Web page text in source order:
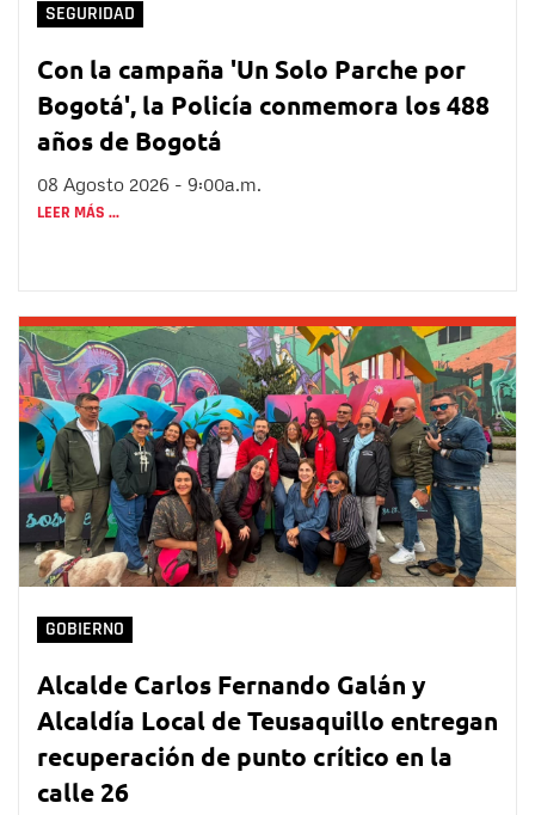
SEGURIDAD
Con la campaña 'Un Solo Parche por
Bogotá', la Policía conmemora los 488
años de Bogotá
08 Agosto 2026 - 9:00a.m.
LEER MÁS ...
GOBIERNO
Alcalde Carlos Fernando Galán y
Alcaldía Local de Teusaquillo entregan
recuperación de punto crítico en la
calle 26